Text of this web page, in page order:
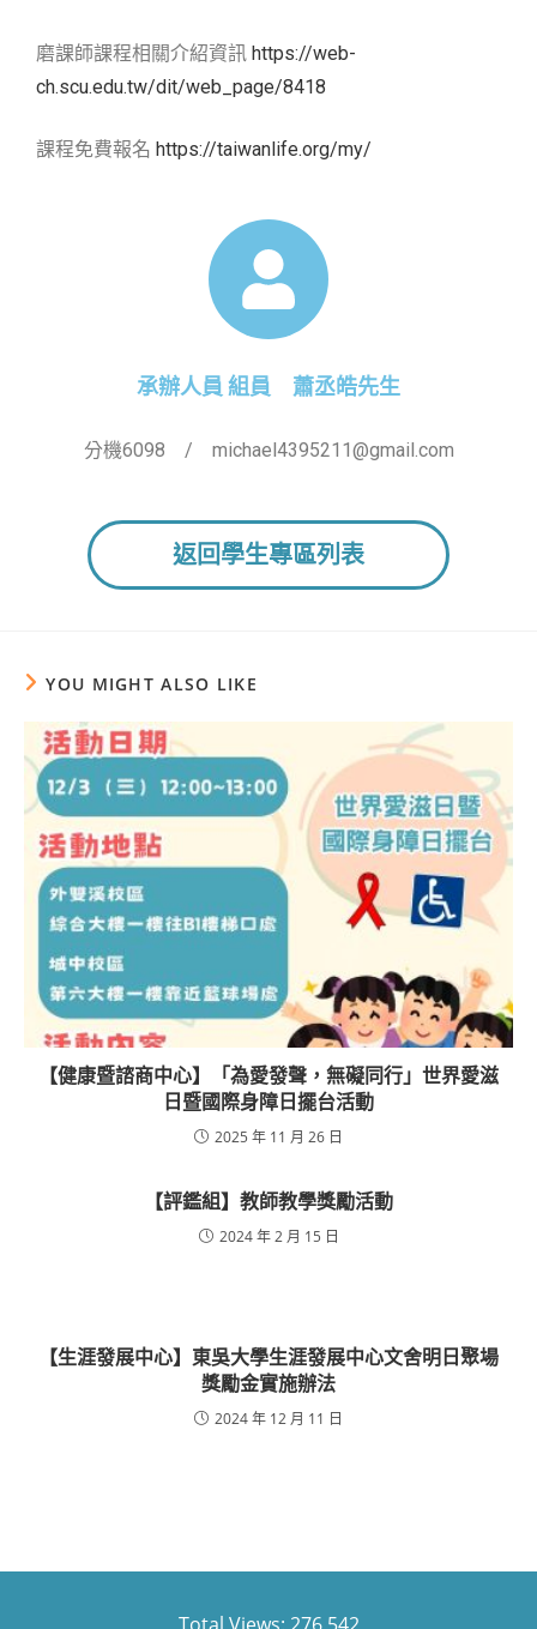
磨課師課程相關介紹資訊 https://web-
ch.scu.edu.tw/dit/web_page/8418
課程免費報名 https://taiwanlife.org/my/
承辦人員 組員 蕭丞皓先生
分機6098 / michael4395211@gmail.com
返回學生專區列表
YOU MIGHT ALSO LIKE
【健康暨諮商中心】「為愛發聲，無礙同行」世界愛滋
日暨國際身障日擺台活動
2025 年 11 月 26 日
【評鑑組】教師教學獎勵活動
2024 年 2 月 15 日
【生涯發展中心】東吳大學生涯發展中心文舍明日聚場
獎勵金實施辦法
2024 年 12 月 11 日